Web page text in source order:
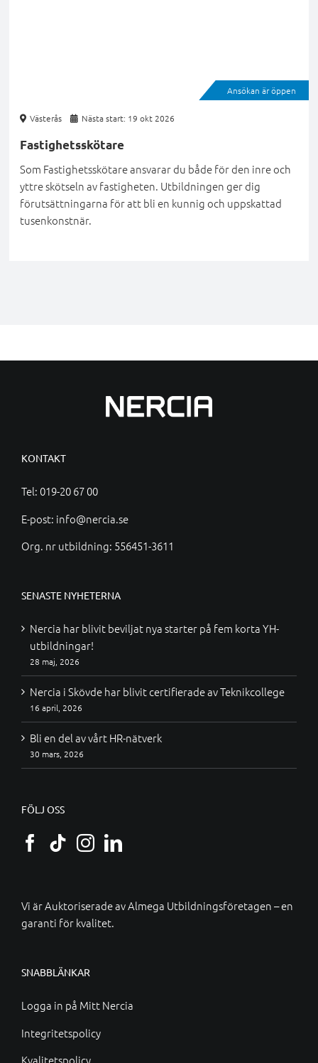
Ansökan är öppen
Västerås Nästa start: 19 okt 2026
Fastighetsskötare
Som Fastighetsskötare ansvarar du både för den inre och
yttre skötseln av fastigheten. Utbildningen ger dig
förutsättningarna för att bli en kunnig och uppskattad
tusenkonstnär.
KONTAKT
Tel: 019-20 67 00
E-post: info@nercia.se
Org. nr utbildning: 556451-3611
SENASTE NYHETERNA
Nercia har blivit beviljat nya starter på fem korta YH-
utbildningar!
28 maj, 2026
Nercia i Skövde har blivit certifierade av Teknikcollege
16 april, 2026
Bli en del av vårt HR-nätverk
30 mars, 2026
FÖLJ OSS
Vi är Auktoriserade avAlmega Utbildningsföretagen– en
garanti för kvalitet.
SNABBLÄNKAR
Logga in på Mitt Nercia
Integritetspolicy